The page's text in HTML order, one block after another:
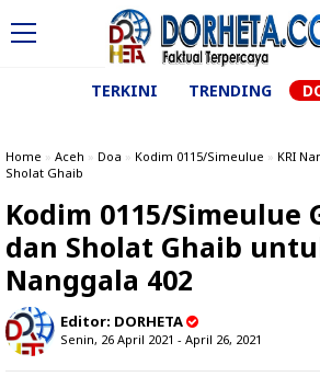
TERKINI TRENDING
Home » Aceh » Doa » Kodim 0115/Simeulue » KRI
Sholat Ghaib
Kodim 0115/Simeulue
dan Sholat Ghaib
Nanggala 402
Editor: DORHETA
Senin, 26 April 2021 - April 26, 2021